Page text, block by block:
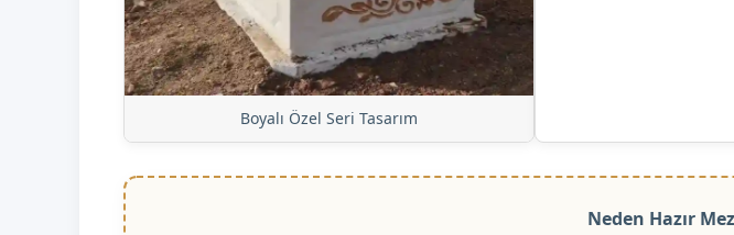
Boyalı Özel Seri Tasarım
Neden Hazır